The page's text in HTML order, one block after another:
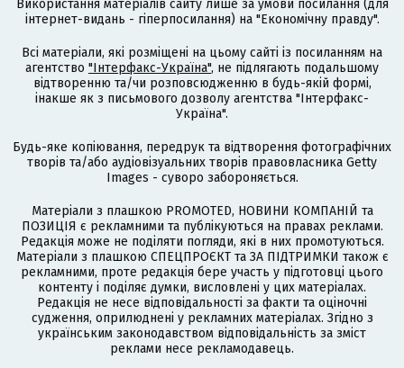
Використання матеріалів сайту лише за умови посилання (для
інтернет-видань - гіперпосилання) на "Економічну правду".
Всі матеріали, які розміщені на цьому сайті із посиланням на
агентство "Інтерфакс-Україна", не підлягають подальшому
відтворенню та/чи розповсюдженню в будь-якій формі,
інакше як з письмового дозволу агентства "Інтерфакс-
Україна".
Будь-яке копіювання, передрук та відтворення фотографічних
творів та/або аудіовізуальних творів правовласника Getty
Images - суворо забороняється.
Матеріали з плашкою PROMOTED, НОВИНИ КОМПАНІЙ та
ПОЗИЦІЯ є рекламними та публікуються на правах реклами.
Редакція може не поділяти погляди, які в них промотуються.
Матеріали з плашкою СПЕЦПРОЄКТ та ЗА ПІДТРИМКИ також є
рекламними, проте редакція бере участь у підготовці цього
контенту і поділяє думки, висловлені у цих матеріалах.
Редакція не несе відповідальності за факти та оціночні
судження, оприлюднені у рекламних матеріалах. Згідно з
українським законодавством відповідальність за зміст
реклами несе рекламодавець.